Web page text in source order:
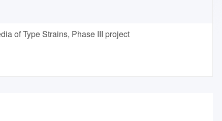
of Type Strains, Phase III project